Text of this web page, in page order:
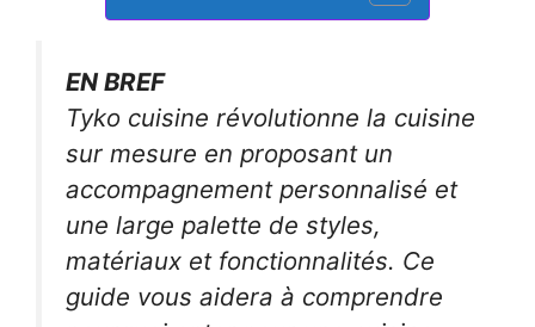
EN BREF
Tyko cuisine révolutionne la cuisine
sur mesure en proposant un
accompagnement personnalisé et
une large palette de styles,
matériaux et fonctionnalités. Ce
guide vous aidera à comprendre